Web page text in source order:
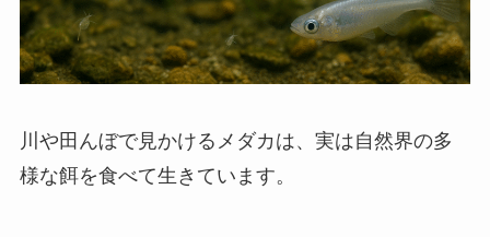
川や田んぼで見かけるメダカは、実は自然界の多
様な餌を食べて生きています。